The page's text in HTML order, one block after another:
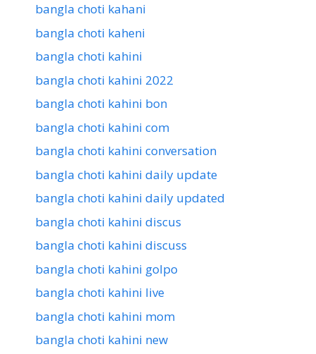
bangla choti kahani
bangla choti kaheni
bangla choti kahini
bangla choti kahini 2022
bangla choti kahini bon
bangla choti kahini com
bangla choti kahini conversation
bangla choti kahini daily update
bangla choti kahini daily updated
bangla choti kahini discus
bangla choti kahini discuss
bangla choti kahini golpo
bangla choti kahini live
bangla choti kahini mom
bangla choti kahini new